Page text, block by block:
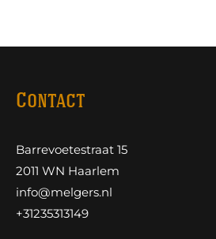
Contact
Barrevoetestraat 15
2011 WN Haarlem
info@melgers.nl
+31235313149